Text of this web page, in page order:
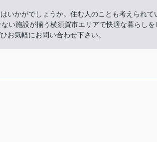
いかがでしょうか。住む人のことも考えられて
い施設が揃う横須賀市エリアで快適な暮らしを
お気軽にお問い合わせ下さい。